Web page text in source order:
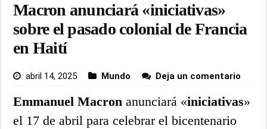
Macron anunciará «iniciativas»
sobre el pasado colonial de Francia
en Haití
abril 14, 2025 Mundo Deja un comentario
Emmanuel Macron anunciará «iniciativas»
el 17 de abril para celebrar el bicentenario